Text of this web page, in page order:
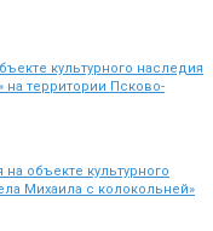
культурного наследия
на территории Псково-
объекте культурного
Михаила с колокольней»